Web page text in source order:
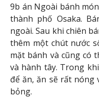
9b án Ngoài bánh
thành phố Osaka.
ngoài. Sau khi chiên
thêm một chút nước
mặt bánh và cũng có
và hành tây. Trong
để ăn, ăn sẽ rất nóng
bỏng.